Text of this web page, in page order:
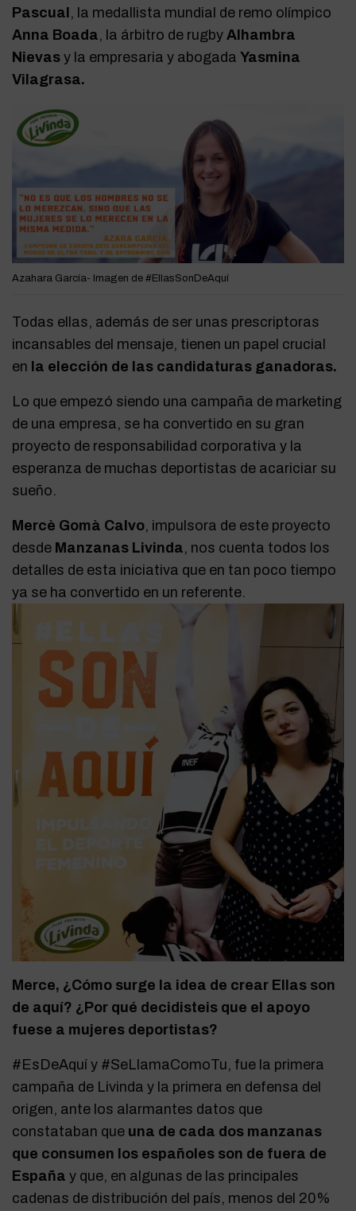
Pascual , la medallista mundial de remo olímpico
Anna Boada, la árbitro de rugbyAlhambra
Nievas y la empresaria y abogadaYasmina
Vilagrasa.
Azahara García- Imagen de #EllasSonDeAquí
Todas ellas, además de ser unas prescriptoras
incansables del mensaje, tienen un papel crucial
en la elección de las candidaturas ganadoras.
Lo que empezó siendo una campaña de marketing
de una empresa, se ha convertido en su gran
proyecto de responsabilidad corporativa y la
esperanza de muchas deportistas de acariciar su
sueño.
Mercè Gomà Calvo, impulsora de este proyecto
desde Manzanas Livinda, nos cuenta todos los
detalles de esta iniciativa que en tan poco tiempo
ya se ha convertido en un referente.
Merce, ¿Cómo surge la idea de crear Ellas son
de aquí? ¿Por qué decidisteis que el apoyo
fuese a mujeres deportistas?
#EsDeAquí y #SeLlamaComoTu, fue la primera
campaña de Livinda y la primera en defensa del
origen, ante los alarmantes datos que
constataban que una de cada dos manzanas
que consumen los españoles son de fuera de
España y que, en algunas de las principales
cadenas de distribución del país, menos del 20%